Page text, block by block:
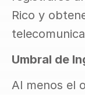
Rico y
Umbral de
Al menos el